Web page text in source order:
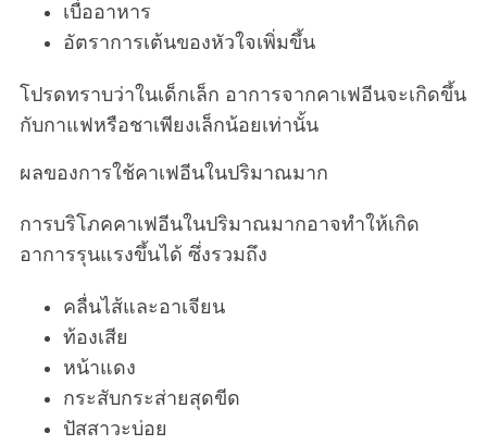
เบื่ออาหาร
อัตราการเต้นของหัวใจเพิ่มขึ้น
โปรดทราบว่าในเด็กเล็ก อาการจากคาเฟอีนจะเกิดขึ้น
กับกาแฟหรือชาเพียงเล็กน้อยเท่านั้น
ผลของการใช้คาเฟอีนในปริมาณมาก
การบริโภคคาเฟอีนในปริมาณมากอาจทำให้เกิด
อาการรุนแรงขึ้นได้ ซึ่งรวมถึง
คลื่นไส้และอาเจียน
ท้องเสีย
หน้าแดง
กระสับกระส่ายสุดขีด
ปัสสาวะบ่อย